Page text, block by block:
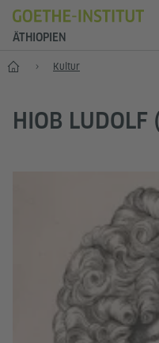
ÄTHIOPIEN
Start Kultur
HIOB